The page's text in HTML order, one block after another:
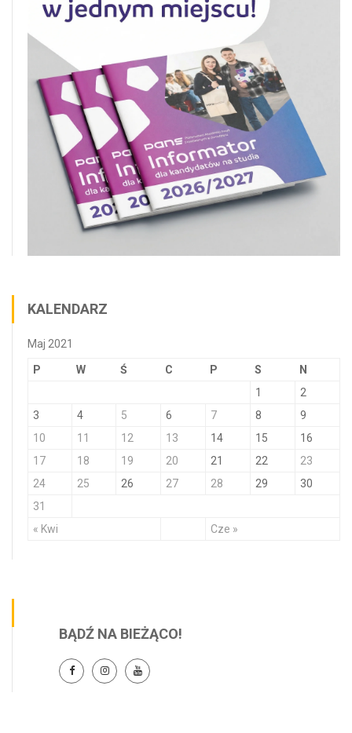
KALENDARZ
Maj 2021
P W Ś C P S N
« Kwi Cze »
1
2
3
4 5 6 7 8
9
10
11 12 13 14 15
16
17
18 19 20 21 22
23
24
25 26 27 28 29
30
31
BĄDŹ NA BIEŻĄCO!